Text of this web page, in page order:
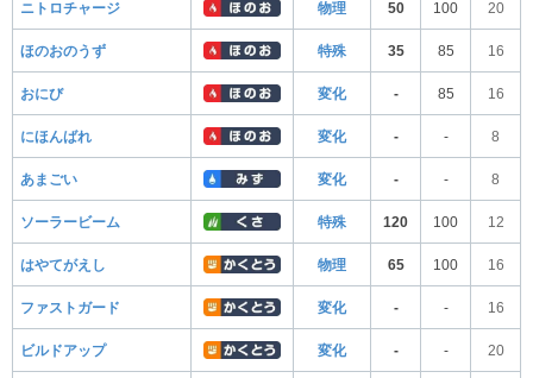
ニトロチャージ 物理 50 100 20
ほのおのうず 特殊 35 85 16
おにび 変化 - 85 16
にほんばれ 変化 - - 8
あまごい 変化 - - 8
ソーラービーム 特殊 120 100 12
はやてがえし 物理 65 100 16
ファストガード 変化 - - 16
ビルドアップ 変化 - - 20